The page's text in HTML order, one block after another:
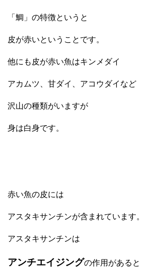
「鯛」の特徴というと
皮が赤いということです。
他にも皮が赤い魚はキンメダイ
アカムツ、甘ダイ、アコウダイなど
沢山の種類がいますが
身は白身です。
赤い魚の皮には
アスタキサンチンが含まれています。
アスタキサンチンは
アンチエイジングの作用があると